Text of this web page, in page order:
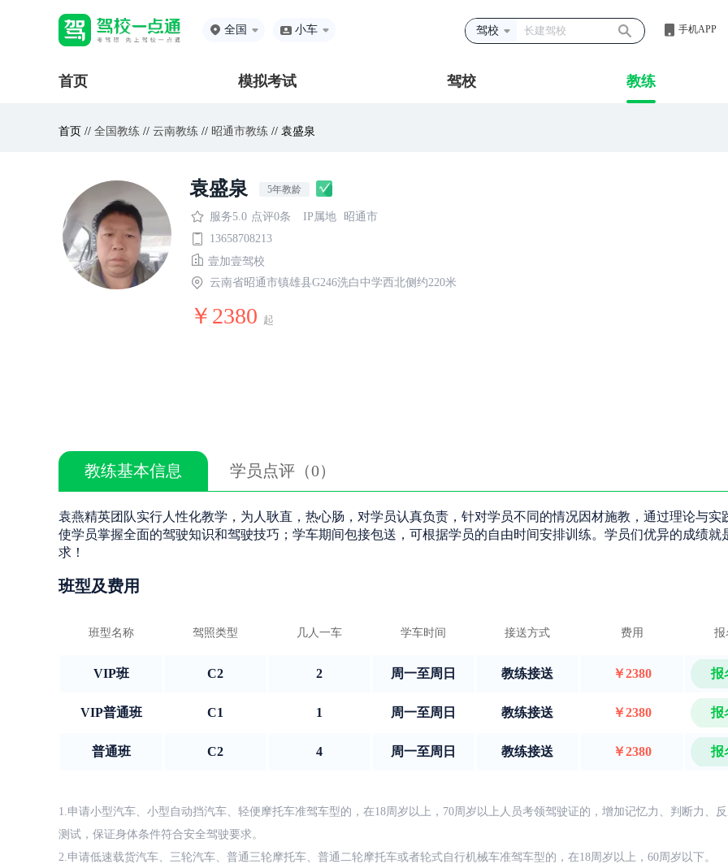
全国 小车 驾校 手机APP
首页 模拟考试 驾校 教练
首页 // 全国教练 // 云南教练 // 昭通市教练 // 袁盛泉
袁盛泉 5年教龄
服务5.0 点评0条 IP属地
昭通市
13658708213
壹加壹驾校
云南省昭通市镇雄县G246洗白中学西北侧约220米
￥2380 起
教练基本信息 学员点评（0）
袁燕精英团队实行人性化教学，为人耿直，热心肠，对学员认真负责，针对学员不同的情况因材施教，通过理论与实
使学员掌握全面的驾驶知识和驾驶技巧；学车期间包接包送，可根据学员的自由时间安排训练。学员们优异的成绩就
求！
班型及费用
班型名称 驾照类型 几人一车 学车时间 接送方式 费用 报
VIP班 C2 2 周一至周日 教练接送 ￥2380 报
VIP普通班 C1 1 周一至周日 教练接送 ￥2380 报
普通班 C2 4 周一至周日 教练接送 ￥2380 报
1.申请小型汽车、小型自动挡汽车、轻便摩托车准驾车型的，在18周岁以上，70周岁以上人员考领驾驶证的，增加记忆力、判断力、
测试，保证身体条件符合安全驾驶要求。
2.申请低速载货汽车、三轮汽车、普通三轮摩托车、普通二轮摩托车或者轮式自行机械车准驾车型的，在18周岁以上，60周岁以下。